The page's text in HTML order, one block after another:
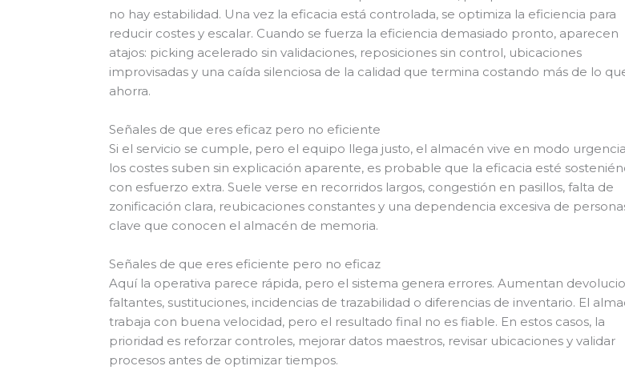
no hay estabilidad. Una vez la eficacia está controlada, se optimiza la eficiencia para
reducir costes y escalar. Cuando se fuerza la eficiencia demasiado pronto, aparecen
atajos: picking acelerado sin validaciones, reposiciones sin control, ubicaciones
improvisadas y una caída silenciosa de la calidad que termina costando más de lo
ahorra.
Señales de que eres eficaz pero no eficiente
Si el servicio se cumple, pero el equipo llega justo, el almacén vive en modo
los costes suben sin explicación aparente, es probable que la eficacia esté
con esfuerzo extra. Suele verse en recorridos largos, congestión en pasillos, falta de
zonificación clara, reubicaciones constantes y una dependencia excesiva de
clave que conocen el almacén de memoria.
Señales de que eres eficiente pero no eficaz
Aquí la operativa parece rápida, pero el sistema genera errores. Aumentan
faltantes, sustituciones, incidencias de trazabilidad o diferencias de inventario. El
trabaja con buena velocidad, pero el resultado final no es fiable. En estos casos, la
prioridad es reforzar controles, mejorar datos maestros, revisar ubicaciones y validar
procesos antes de optimizar tiempos.